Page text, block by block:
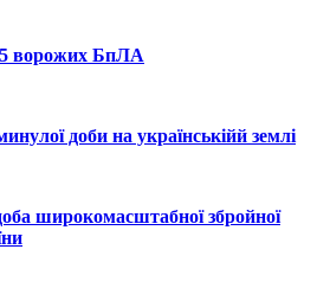
ворожих БпЛА
доби на українськійй землі
широкомасштабної збройної